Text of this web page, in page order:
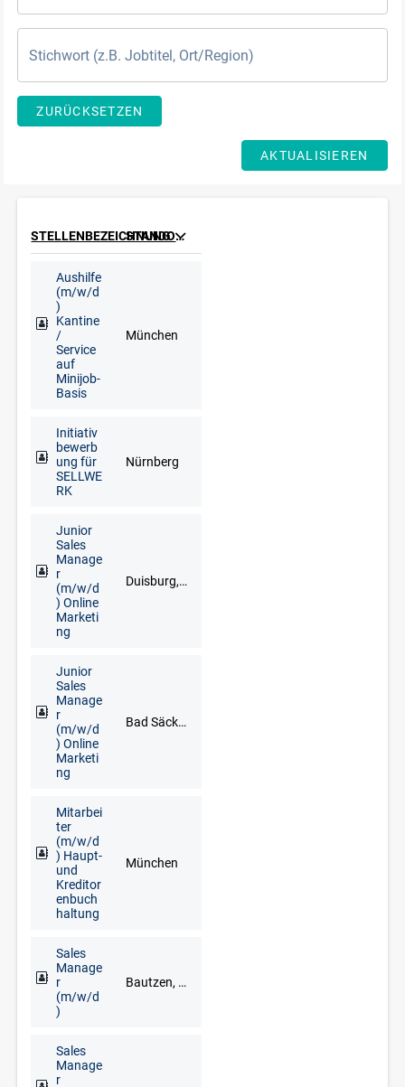
ZURÜCKSETZEN
AKTUALISIEREN
STELLENBEZEICHNUNG STANDORT
Aushilfe
(m/w/d
)
Kantine
/
Service
auf
Minijob-
Basis
München
Initiativ
bewerb
ung für
SELLWE
RK
Nürnberg
Junior
Sales
Manage
r
(m/w/d
) Online
Marketi
ng
Duisburg, Düsseldorf, Goch, Kleve, Krefeld, Meerbusch, Remscheid, Solingen, Wuppertal
Junior
Sales
Manage
r
(m/w/d
) Online
Marketi
ng
Bad Säckingen, Freiburg im Breisgau, Lörrach, Waldshut-Tiengen
Mitarbei
ter
(m/w/d
) Haupt-
und
Kreditor
enbuch
haltung
München
Sales
Manage
r
(m/w/d
)
Bautzen, Chemnitz, Dresden, Freiberg, Gera, Görlitz, Meißen, Mittweida, Pirna, Plauen, Zwickau
Sales
Manage
r